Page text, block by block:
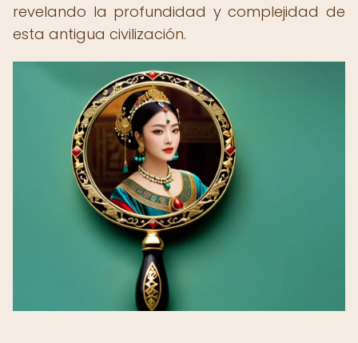
revelando la profundidad y complejidad de
esta antigua civilización.